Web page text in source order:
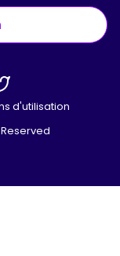
d'utilisation